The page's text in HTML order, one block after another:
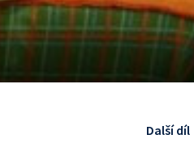
Další díl